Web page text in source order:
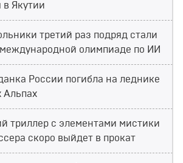
в Якутии
третий раз подряд стали
олимпиаде по ИИ
России погибла на леднике
Альпах
триллер с элементами мистики
скоро выйдет в прокат